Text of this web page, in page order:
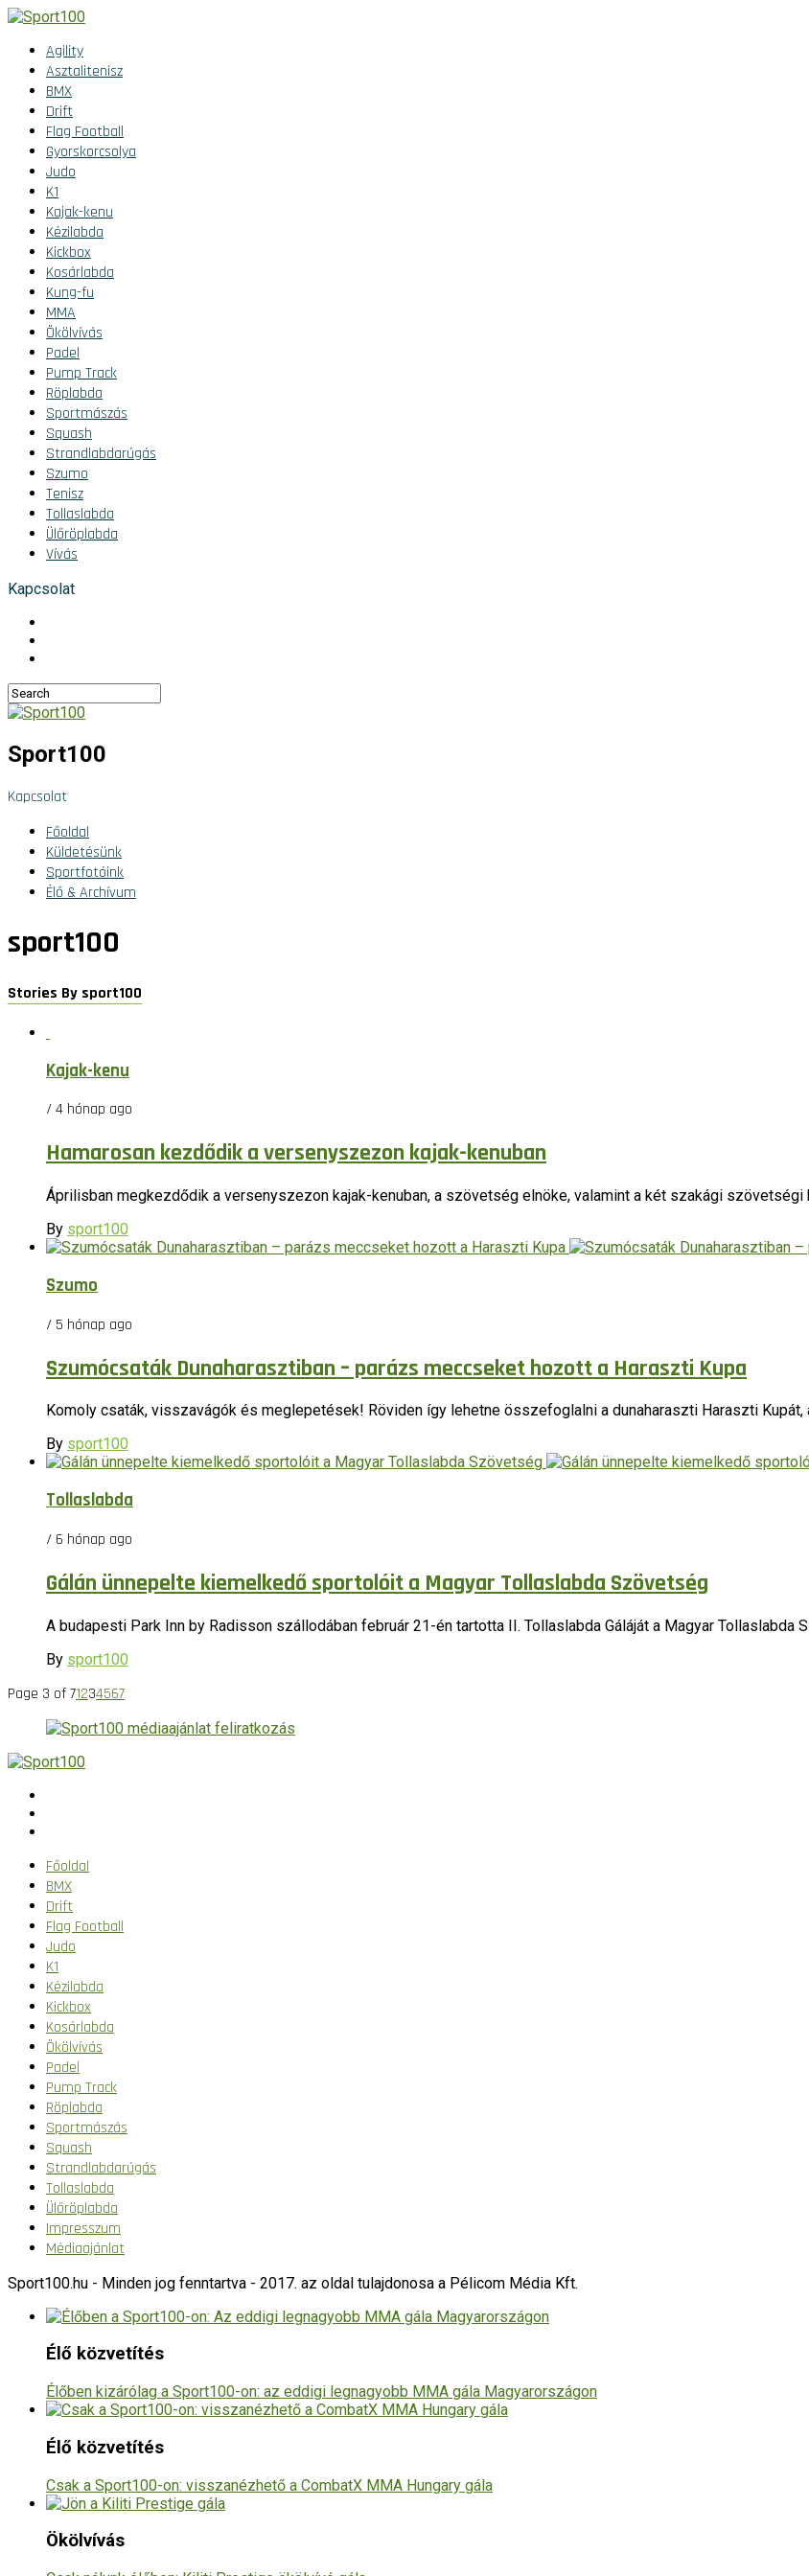
Agility
Asztalitenisz
BMX
Drift
Flag Football
Gyorskorcsolya
Judo
K1
Kajak-kenu
Kézilabda
Kickbox
Kosárlabda
Kung-fu
MMA
Ökölvívás
Padel
Pump Track
Röplabda
Sportmászás
Squash
Strandlabdarúgás
Szumo
Tenisz
Tollaslabda
Ülőröplabda
Vívás
Kapcsolat
Sport100
Kapcsolat
Főoldal
Küldetésünk
Sportfotóink
Élő & Archívum
sport100
Stories By sport100
Kajak-kenu
/ 4 hónap ago
Hamarosan kezdődik a versenyszezon kajak-kenuban
Áprilisban megkezdődik a versenyszezon kajak-kenuban, a szövetség elnöke, valamint a két szakági
By sport100
Szumo
/ 5 hónap ago
Szumócsaták Dunaharasztiban – parázs meccseket hozott a Haraszti Kupa
Komoly csaták, visszavágók és meglepetések! Röviden így lehetne összefoglalni a dunaharaszti Haraszti
By sport100
Tollaslabda
/ 6 hónap ago
Gálán ünnepelte kiemelkedő sportolóit a Magyar Tollaslabda Szövetség
A budapesti Park Inn by Radisson szállodában február 21-én tartotta II. Tollaslabda Gáláját a Magyar Tollaslabda
By sport100
Page 3 of 71234567
Főoldal
BMX
Drift
Flag Football
Judo
K1
Kézilabda
Kickbox
Kosárlabda
Ökölvívás
Padel
Pump Track
Röplabda
Sportmászás
Squash
Strandlabdarúgás
Tollaslabda
Ülőröplabda
Impresszum
Médiaajánlat
Sport100.hu - Minden jog fenntartva - 2017. az oldal tulajdonosa a Pélicom Média Kft.
Élő közvetítés
Élőben kizárólag a Sport100-on: az eddigi legnagyobb MMA gála Magyarországon
Élő közvetítés
Csak a Sport100-on: visszanézhető a CombatX MMA Hungary gála
Ökölvívás